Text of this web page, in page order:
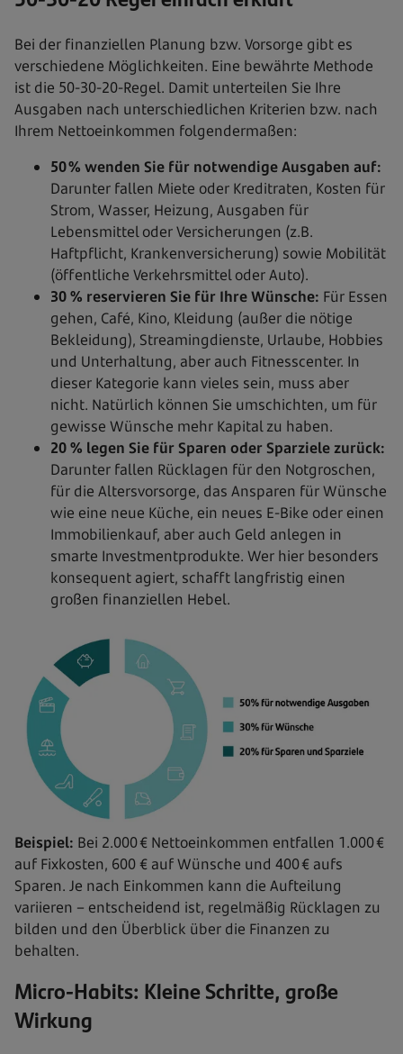
Bei der finanziellen Planung bzw. Vorsorge gibt es
verschiedene Möglichkeiten. Eine bewährte Methode
ist die 50-30-20-Regel. Damit unterteilen Sie Ihre
Ausgaben nach unterschiedlichen Kriterien bzw. nach
Ihrem Nettoeinkommen folgendermaßen:
50 % wenden Sie für notwendige Ausgaben auf:
Darunter fallen Miete oder Kreditraten, Kosten für
Strom, Wasser, Heizung, Ausgaben für
Lebensmittel oder Versicherungen (z.B.
Haftpflicht, Krankenversicherung) sowie Mobilität
(öffentliche Verkehrsmittel oder Auto).
30 % reservieren Sie für Ihre Wünsche: Für Essen
gehen, Café, Kino, Kleidung (außer die nötige
Bekleidung), Streamingdienste, Urlaube, Hobbies
und Unterhaltung, aber auch Fitnesscenter. In
dieser Kategorie kann vieles sein, muss aber
nicht. Natürlich können Sie umschichten, um für
gewisse Wünsche mehr Kapital zu haben.
20 % legen Sie für Sparen oder Sparziele zurück:
Darunter fallen Rücklagen für den Notgroschen,
für die Altersvorsorge, das Ansparen für Wünsche
wie eine neue Küche, ein neues E-Bike oder einen
Immobilienkauf, aber auch Geld anlegen in
smarte Investmentprodukte. Wer hier besonders
konsequent agiert, schafft langfristig einen
großen finanziellen Hebel.
Beispiel: Bei 2.000 € Nettoeinkommen entfallen 1.000 €
auf Fixkosten, 600 € auf Wünsche und 400 € aufs
Sparen. Je nach Einkommen kann die Aufteilung
variieren – entscheidend ist, regelmäßig Rücklagen zu
bilden und den Überblick über die Finanzen zu
behalten.
Micro-Habits: Kleine Schritte, große
Wirkung